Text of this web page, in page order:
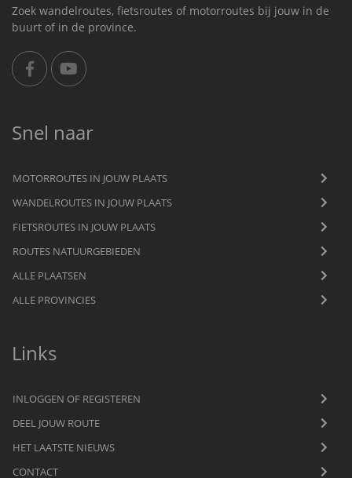
Zoek wandelroutes, fietsroutes of motorroutes bij jouw in de
buurt of in de province.
Snel naar
MOTORROUTES IN JOUW PLAATS
WANDELROUTES IN JOUW PLAATS
FIETSROUTES IN JOUW PLAATS
ROUTES NATUURGEBIEDEN
ALLE PLAATSEN
ALLE PROVINCIES
Links
INLOGGEN OF REGISTEREN
DEEL JOUW ROUTE
HET LAATSTE NIEUWS
CONTACT